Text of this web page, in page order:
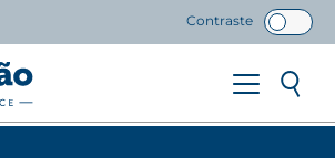
Contraste